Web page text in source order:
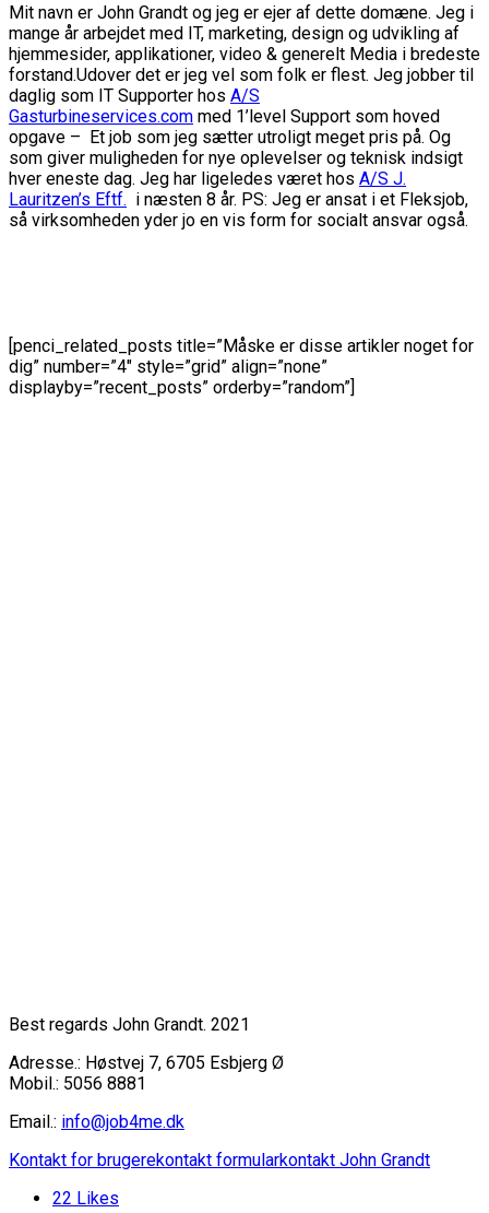
Mit navn er John Grandt og jeg er ejer af dette domæne. Jeg i
mange år arbejdet med IT, marketing, design og udvikling af
hjemmesider, applikationer, video & generelt Media i bredeste
forstand.Udover det er jeg vel som folk er flest. Jeg jobber til
daglig som IT Supporter hos A/S
Gasturbineservices.com med 1’level Support som hoved
opgave – Et job som jeg sætter utroligt meget pris på. Og
som giver muligheden for nye oplevelser og teknisk indsigt
hver eneste dag. Jeg har ligeledes været hos A/S J.
Lauritzen’s Eftf. i næsten 8 år. PS: Jeg er ansat i et Fleksjob,
så virksomheden yder jo en vis form for socialt ansvar også.
[penci_related_posts title=”Måske er disse artikler noget for
dig” number=”4″ style=”grid” align=”none”
displayby=”recent_posts” orderby=”random”]
Best regards John Grandt. 2021
Adresse.: Høstvej 7, 6705 Esbjerg Ø
Mobil.: 5056 8881
Email.: info@job4me.dk
Kontakt for brugerekontakt formularkontakt John Grandt
22 Likes